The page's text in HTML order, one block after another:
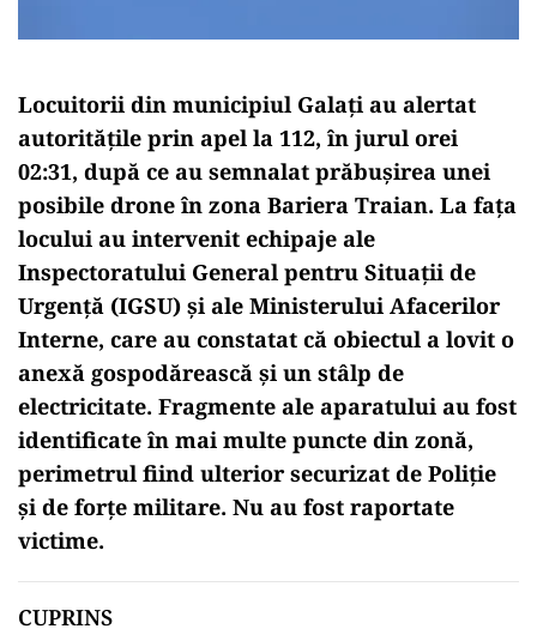
Locuitorii din municipiul Galați au alertat
autoritățile prin apel la 112, în jurul orei
02:31, după ce au semnalat prăbușirea unei
posibile drone în zona Bariera Traian. La fața
locului au intervenit echipaje ale
Inspectoratului General pentru Situații de
Urgență (IGSU) și ale Ministerului Afacerilor
Interne, care au constatat că obiectul a lovit o
anexă gospodărească și un stâlp de
electricitate. Fragmente ale aparatului au fost
identificate în mai multe puncte din zonă,
perimetrul fiind ulterior securizat de Poliție
și de forțe militare. Nu au fost raportate
victime.
CUPRINS